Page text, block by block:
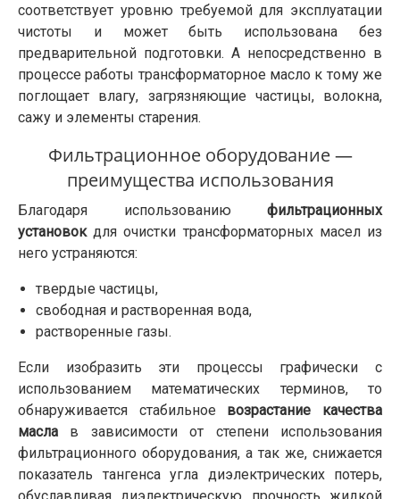
соответствует уровню требуемой для эксплуатации
чистоты и может быть использована без
предварительной подготовки. А непосредственно в
процессе работы трансформаторное масло к тому же
поглощает влагу, загрязняющие частицы, волокна,
сажу и элементы старения.
Фильтрационное оборудование —
преимущества использования
Благодаря использованию фильтрационных
установокдля очистки трансформаторных масел из
него устраняются:
твердые частицы,
свободная и растворенная вода,
растворенные газы.
Если изобразить эти процессы графически с
использованием математических терминов, то
обнаруживается стабильное возрастание качества
масла в зависимости от степени использования
фильтрационного оборудования, а так же, снижается
показатель тангенса угла диэлектрических потерь,